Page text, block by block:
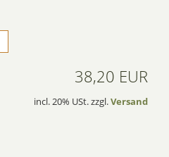
38,20 EUR
incl. 20% USt. zzgl.Versand